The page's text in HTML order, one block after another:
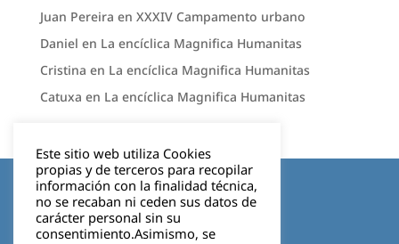
Juan Pereira en XXXIV Campamento urbano
Daniel en La encíclica Magnifica Humanitas
Cristina en La encíclica Magnifica Humanitas
Catuxa en La encíclica Magnifica Humanitas
Aviso legal
Política de privacidad
Este sitio web utiliza Cookies
propias y de terceros para recopilar
información con la finalidad técnica,
no se recaban ni ceden sus datos de
carácter personal sin su
consentimiento.Asimismo, se